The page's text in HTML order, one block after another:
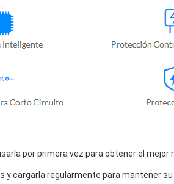
por primera vez para obtener el mejor
cargarla regularmente para mantener su